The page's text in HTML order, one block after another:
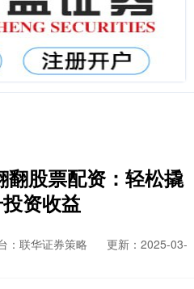
翻股票配资：轻松撬
资收益
：联华证券策略
更新：2025-03-